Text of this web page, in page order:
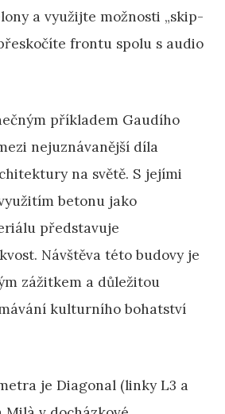
a využijte možnosti „skip-
frontu spolu s audio
příkladem Gaudího
nejuznávanější díla
na světě. S jejími
betonu jako
představuje
Návštěva této budovy je
zážitkem a důležitou
kulturního bohatství
je Diagonal (linky L3 a